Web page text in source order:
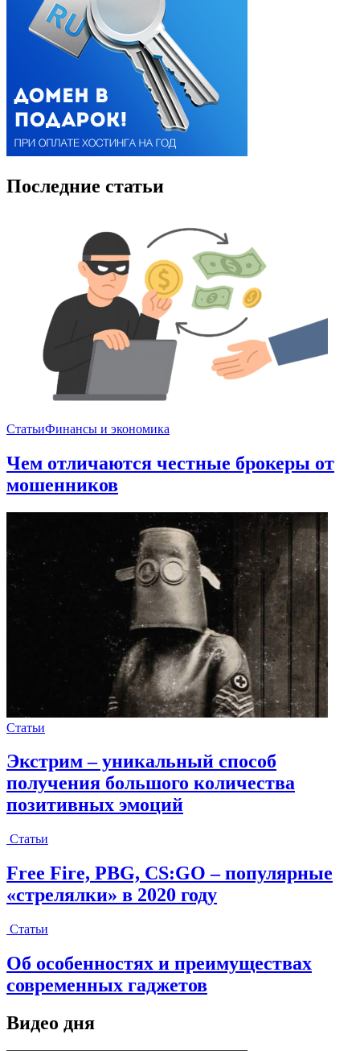
Последние статьи
СтатьиФинансы и экономика
Чем отличаются честные брокеры от
мошенников
Статьи
Экстрим – уникальный способ
получения большого количества
позитивных эмоций
Статьи
Free Fire, PBG, CS:GO – популярные
«стрелялки» в 2020 году
Статьи
Об особенностях и преимуществах
современных гаджетов
Видео дня